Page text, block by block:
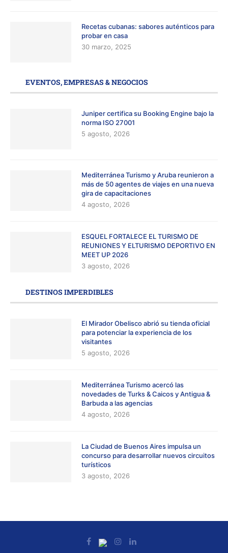
Recetas cubanas: sabores auténticos para
probar en casa
30 marzo, 2025
EVENTOS, EMPRESAS & NEGOCIOS
Juniper certifica su Booking Engine bajo la
norma ISO 27001
5 agosto, 2026
Mediterránea Turismo y Aruba reunieron a
más de 50 agentes de viajes en una nueva
gira de capacitaciones
4 agosto, 2026
ESQUEL FORTALECE EL TURISMO DE
REUNIONES Y ELTURISMO DEPORTIVO EN
MEET UP 2026
3 agosto, 2026
DESTINOS IMPERDIBLES
El Mirador Obelisco abrió su tienda oficial
para potenciar la experiencia de los
visitantes
5 agosto, 2026
Mediterránea Turismo acercó las
novedades de Turks & Caicos y Antigua &
Barbuda a las agencias
4 agosto, 2026
La Ciudad de Buenos Aires impulsa un
concurso para desarrollar nuevos circuitos
turísticos
3 agosto, 2026